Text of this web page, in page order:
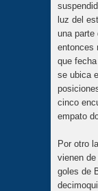
luz del
una parte
entonces
que
se ubica
cinco
empato
Por otro
vienen
goles de